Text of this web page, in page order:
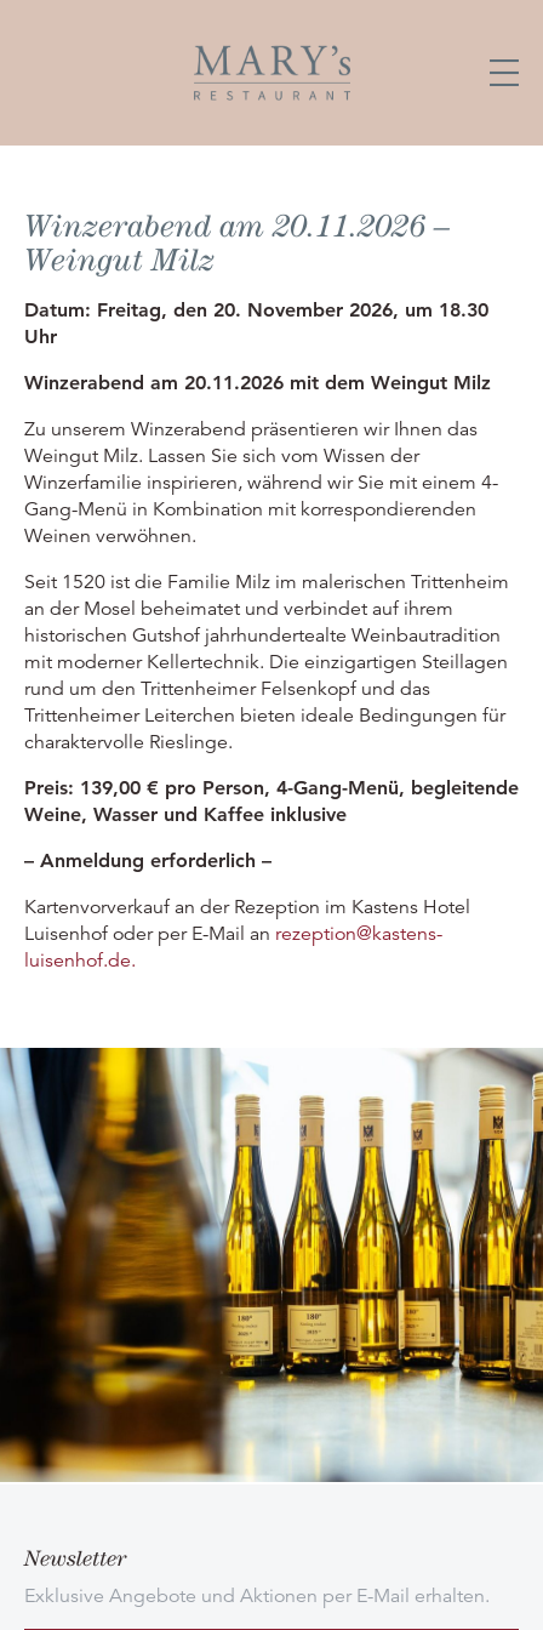
Winzerabend am 20.11.2026 –
Weingut Milz
Datum: Freitag, den 20. November 2026, um 18.30
Uhr
Winzerabend am 20.11.2026 mit dem Weingut Milz
Zu unserem Winzerabend präsentieren wir Ihnen das
Weingut Milz. Lassen Sie sich vom Wissen der
Winzerfamilie inspirieren, während wir Sie mit einem 4-
Gang-Menü in Kombination mit korrespondierenden
Weinen verwöhnen.
Seit 1520 ist die Familie Milz im malerischen Trittenheim
an der Mosel beheimatet und verbindet auf ihrem
historischen Gutshof jahrhundertealte Weinbautradition
mit moderner Kellertechnik. Die einzigartigen Steillagen
rund um den Trittenheimer Felsenkopf und das
Trittenheimer Leiterchen bieten ideale Bedingungen für
charaktervolle Rieslinge.
Preis: 139,00 € pro Person, 4-Gang-Menü, begleitende
Weine, Wasser und Kaffee inklusive
– Anmeldung erforderlich –
Kartenvorverkauf an der Rezeption im Kastens Hotel
Luisenhof oder per E-Mail an rezeption@kastens-
luisenhof.de.
Newsletter
Exklusive Angebote und Aktionen per E-Mail erhalten.